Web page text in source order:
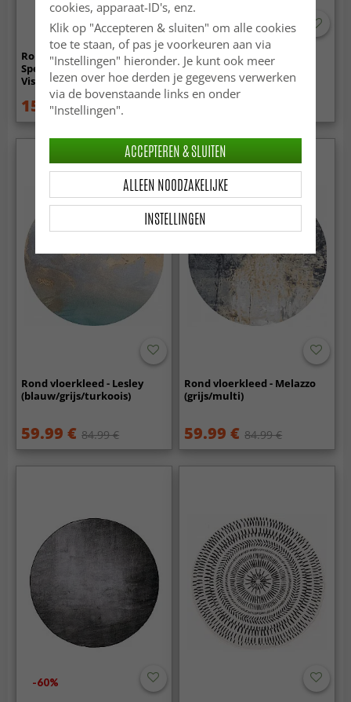
Rond vloerkleed - Jodhpur
Special Luxury Edition
Viscose (grijs)
159 € 199 €
Rond vloerkleed - Zebra
Rond vloerkleed - Lesley
(blauw/grijs/turkoois)
59.99 € 84.99 €
Rond vloerkleed - Melazzo
(grijs/multi)
59.99 € 84.99 €
-60%
cookies, apparaat-ID's, enz.
Klik op "Accepteren & sluiten" om alle cookies
toe te staan, of pas je voorkeuren aan via
"Instellingen" hieronder. Je kunt ook meer
lezen over hoe derden je gegevens verwerken
via de bovenstaande links en onder
"Instellingen".
INSTELLINGEN
ALLEEN NOODZAKELIJKE
ACCEPTEREN & SLUITEN